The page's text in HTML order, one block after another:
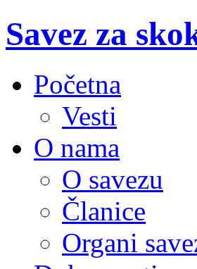
Savez za
Početna
Vesti
O nama
O savezu
Članice
Organi